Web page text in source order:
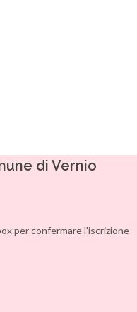
di Vernio
per confermare l'iscrizione